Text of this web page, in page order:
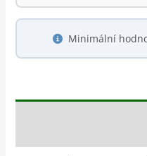
Minimální